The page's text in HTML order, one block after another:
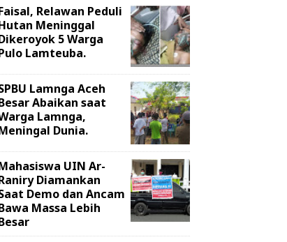
Relawan Peduli
Meninggal
5 Warga
Lamteuba.
Lamnga Aceh
Abaikan saat
Lamnga,
Dunia.
UIN Ar-
Diamankan
Demo dan Ancam
Massa Lebih